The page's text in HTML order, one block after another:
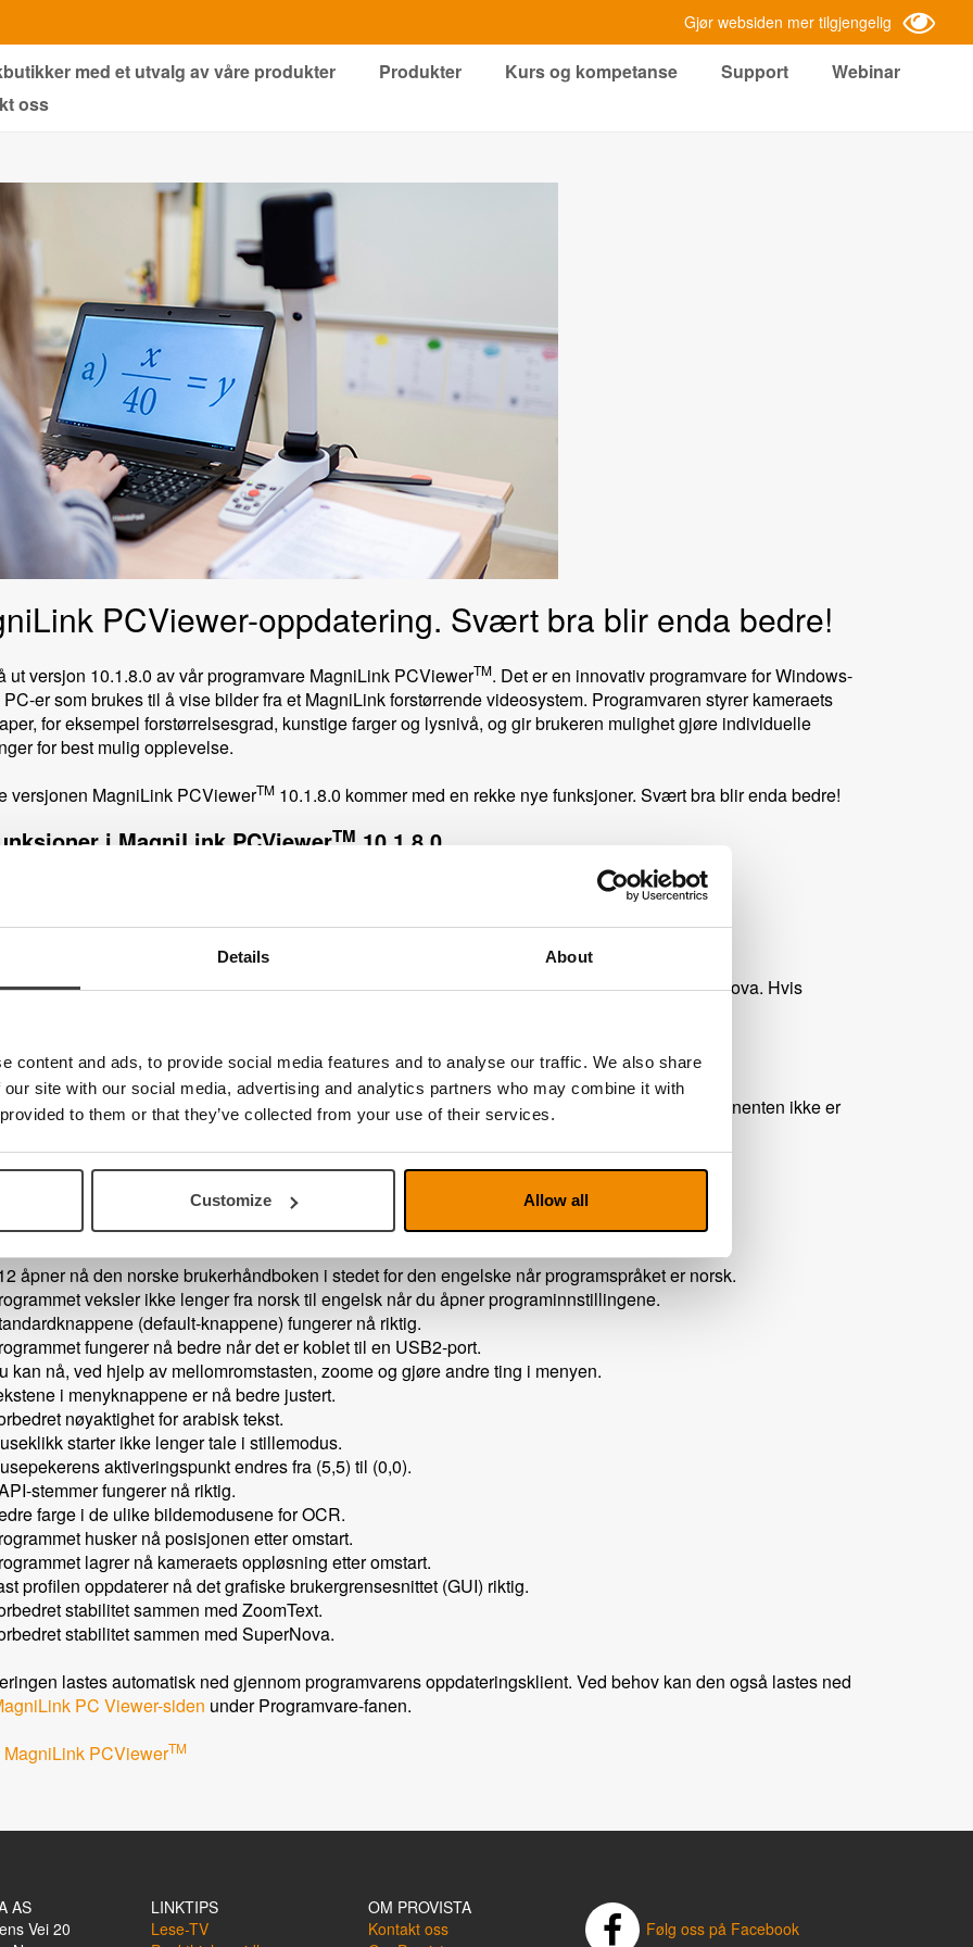
Details About
content and ads, to provide social media features and to analyse our traffic. We also share
site with our social media, advertising and analytics partners who may combine it with
to them or that they’ve collected from your use of their services.
Customize Allow all
Gjør websiden mer tilgjengelig
med et utvalg av våre produkter Produkter Kurs og kompetanse Support
Webinar
oss
PCViewer-oppdatering. Svært bra blir enda bedre!
ut versjon 10.1.8.0 av vår programvare MagniLink PCViewerTM. Det er en innovativ programvare for Windows-
er som brukes til å vise bilder fra et MagniLink forstørrende videosystem. Programvaren styrer kameraets
for eksempel forstørrelsesgrad, kunstige farger og lysnivå, og gir brukeren mulighet gjøre individuelle
for best mulig opplevelse.
versjonen MagniLink PCViewerTM10.1.8.0 kommer med en rekke nye funksjoner. Svært bra blir enda bedre!
i MagniLink PCViewerTM 10.1.8.0
muligheter til å navigere i stillemodus.
til å skjule programmet med Ctrl + H når det kjøres sammen med ZoomText eller SuperNova. Hvis
til å styre panorering/helling på et avstandskamera.
til å lagre det som er OCR-behandlet, som en lydfil (.wav).
viser en melding hvis kameraet er lisensiert for en funksjon, men den aktuelle komponenten ikke er
gir nå tilbakemelding ved bruk av knappene for lydstyrke og talehastighet.
er fikset i MagniLinkPCViewer 10.1.8.0
åpner nå den norske brukerhåndboken i stedet for den engelske når programspråket er norsk.
veksler ikke lenger fra norsk til engelsk når du åpner programinnstillingene.
(default-knappene) fungerer nå riktig.
fungerer nå bedre når det er koblet til en USB2-port.
kan nå, ved hjelp av mellomromstasten, zoome og gjøre andre ting i menyen.
i menyknappene er nå bedre justert.
nøyaktighet for arabisk tekst.
starter ikke lenger tale i stillemodus.
aktiveringspunkt endres fra (5,5) til (0,0).
stemmer fungerer nå riktig.
farge i de ulike bildemodusene for OCR.
husker nå posisjonen etter omstart.
lagrer nå kameraets oppløsning etter omstart.
profilen oppdaterer nå det grafiske brukergrensesnittet (GUI) riktig.
stabilitet sammen med ZoomText.
stabilitet sammen med SuperNova.
lastes automatisk ned gjennom programvarens oppdateringsklient. Ved behov kan den også lastes ned
PC Viewer-siden under Programvare-fanen.
MagniLink PCViewerTM
AS
Vei 20
LINKTIPS
Lese-TV
OM PROVISTA
Kontakt oss
Følg oss på Facebook